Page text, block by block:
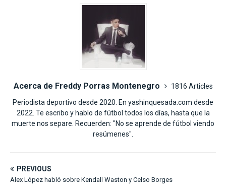
Acerca de Freddy Porras Montenegro
1816 Articles
Periodista deportivo desde 2020. En yashinquesada.com desde
2022. Te escribo y hablo de fútbol todos los días, hasta que la
muerte nos separe. Recuerden: "No se aprende de fútbol viendo
resúmenes".
PREVIOUS
Alex López habló sobre Kendall Waston y Celso Borges